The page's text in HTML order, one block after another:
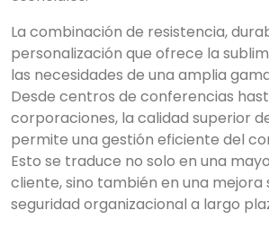
La combinación de resistencia,
personalización que ofrece la
las necesidades de una amplia
Desde centros de conferencias
corporaciones, la calidad superior
permite una gestión eficiente del
Esto se traduce no solo en una
cliente, sino también en una mejora
seguridad organizacional a largo